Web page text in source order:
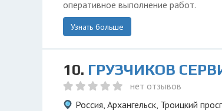
оперативное выполнение работ.
Узнать больше
10. ГРУЗЧИКОВ
нет отзывов
Россия, Архангельск, Троицкий